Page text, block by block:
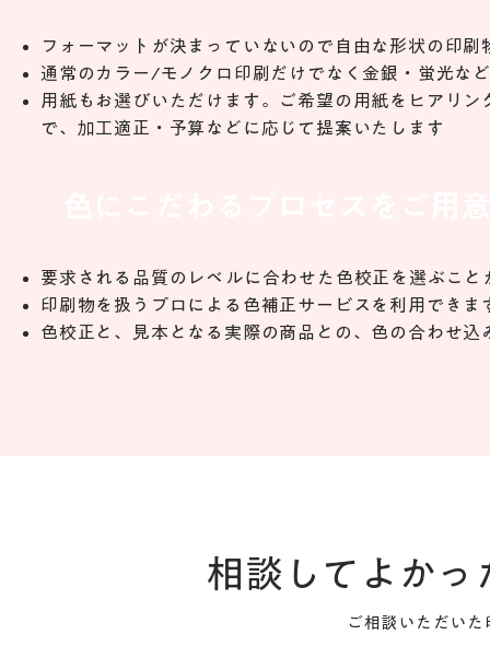
フォーマットが決まっていないので自由な形状の印刷
通常のカラー/モノクロ印刷だけでなく金銀・蛍光な
用紙もお選びいただけます。ご希望の用紙をヒアリン
で、加工適正・予算などに応じて提案いたします
要求される品質のレベルに合わせた色校正を選ぶこと
印刷物を扱うプロによる色補正サービスを利用できま
色校正と、見本となる実際の商品との、色の合わせ込
相談してよかっ
ご相談いただい